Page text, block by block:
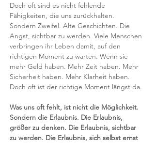
Doch oft sind es nicht fehlende
Fähigkeiten, die uns zurückhalten.
Sondern Zweifel. Alte Geschichten. Die
Angst, sichtbar zu werden. Viele Menschen
verbringen ihr Leben damit, auf den
richtigen Moment zu warten. Wenn sie
mehr Geld haben. Mehr Zeit haben. Mehr
Sicherheit haben. Mehr Klarheit haben.
Doch oft ist der richtige Moment längst da.
Was uns oft fehlt, ist nicht die Möglichkeit.
Sondern die Erlaubnis. Die Erlaubnis,
größer zu denken. Die Erlaubnis, sichtbar
zu werden. Die Erlaubnis, sich selbst ernst